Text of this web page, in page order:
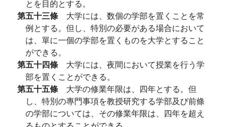
とを目的とする。
第五十三條 大学には、数個の学部を置くことを常
例とする。但し、特別の必要がある場合において
は、單に一個の学部を置くものを大学とすること
ができる。
第五十四條 大学には、夜間において授業を行う学
部を置くことができる。
第五十五條 大学の修業年限は、四年とする。但
し、特別の專門事項を教授研究する学部及び前條
の学部については、その修業年限は、四年を超え